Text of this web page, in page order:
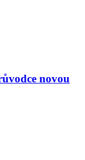
novou